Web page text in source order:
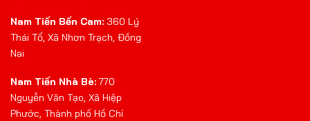
Nam Tiến Bến Cam: 360 Lý
Thái Tổ, Xã Nhơn Trạch, Đồng
Nai
Nam Tiến Nhà Bè: 770
Nguyễn Văn Tạo, Xã Hiệp
Phước, Thành phố Hồ Chí